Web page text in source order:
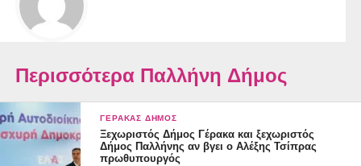
Περισσότερα Παλλήνη Δήμος
ΓΈΡΑΚΑΣ ΔΉΜΟΣ
Ξεχωριστός Δήμος Γέρακα και ξεχωριστός
Δήμος Παλλήνης αν βγει ο Αλέξης Τσίπρας
πρωθυπουργός